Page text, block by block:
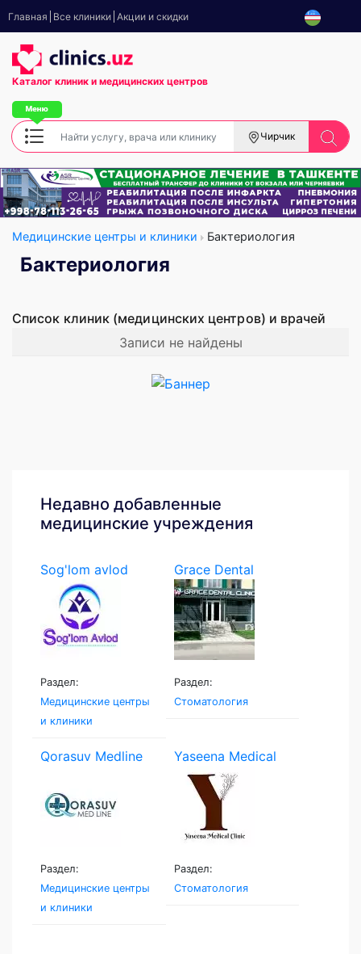
Главная Все клиники Акции и скидки
Каталог клиник и медицинских центров
Чирчик
Медицинские центры и клиники Бактериология
Бактериология
Список клиник (медицинских центров) и врачей
Записи не найдены
Недавно добавленные
медицинские учреждения
Sog'lom avlod
Раздел:
Медицинские центры
и клиники
Grace Dental
Раздел:
Стоматология
Qorasuv Medline
Раздел:
Медицинские центры
и клиники
Yaseena Medical
Clinic
Раздел:
Стоматология